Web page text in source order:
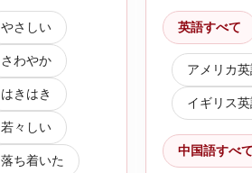
やさしい
さわやか
はきはき
若々しい
落ち着いた
英語すべて
アメリカ
イギリス
中国語すべて